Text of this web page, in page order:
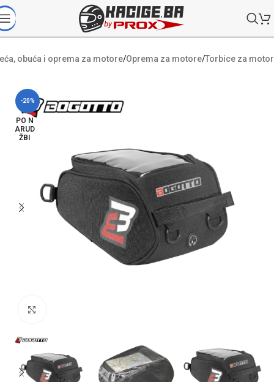
obuća i oprema za motore/Oprema za motore/Torbice za motor
-20%
PO N
ARUD
ŽBI